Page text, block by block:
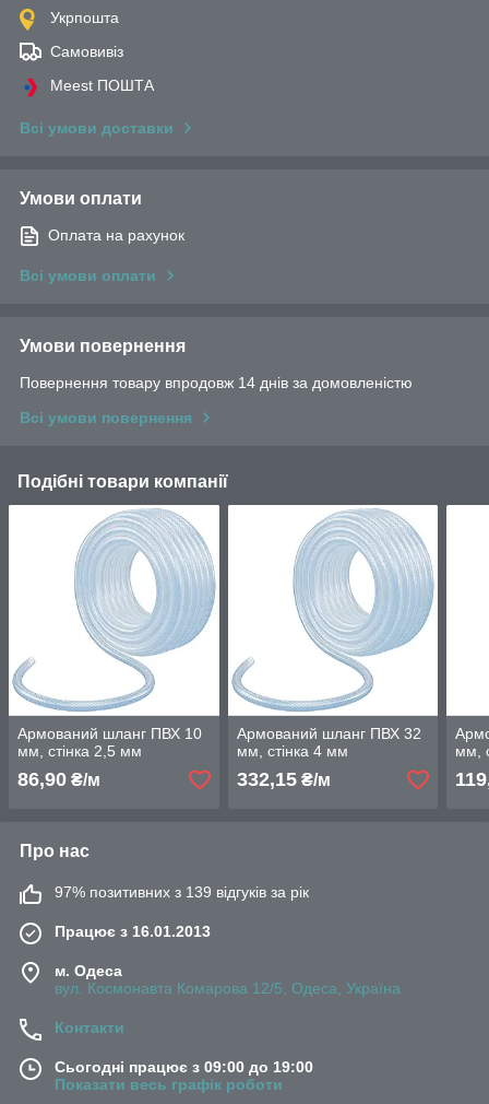
Укрпошта
Самовивіз
Meest ПОШТА
Всі умови доставки
Умови оплати
Оплата на рахунок
Всі умови оплати
Умови повернення
Повернення товару впродовж 14 днів за домовленістю
Всі умови повернення
Подібні товари компанії
Армований шланг ПВХ 10
мм, стінка 2,5 мм
86,90 ₴/м
Армований шланг ПВХ 32
мм, стінка 4 мм
332,15₴/м
мм,
Про нас
97% позитивних з 139 відгуків за рік
Працює з 16.01.2013
м. Одеса
вул. Космонавта Комарова 12/5, Одеса, Україна
Контакти
Сьогодні працює з 09:00 до 19:00
Показати весь графік роботи